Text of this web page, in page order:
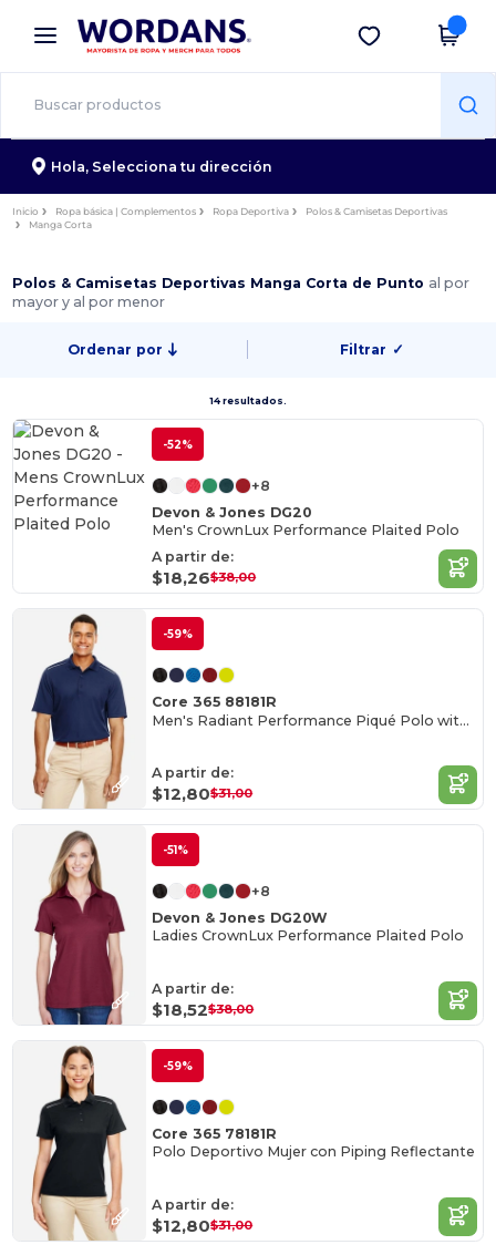
× App de Wordans
¡Mejores precios en app!
Descargar app
Hola, Selecciona tu dirección
Inicio Ropa básica | Complementos Ropa Deportiva
Polos & Camisetas Deportivas
Manga Corta
Polos & Camisetas Deportivas Manga Corta de Punto al por
mayor y al por menor
Ordenar por Filtrar ✓
14 resultados.
-52%
+8
Devon & Jones DG20
Men's CrownLux Performance Plaited Polo
A partir de:
$18,26$38,00
-59%
Core 365 88181R
Men's Radiant Performance Piqué Polo with Reflective Piping
A partir de:
$12,80$31,00
-51%
+8
Devon & Jones DG20W
Ladies CrownLux Performance Plaited Polo
A partir de:
$18,52$38,00
-59%
Core 365 78181R
Polo Deportivo Mujer con Piping Reflectante
A partir de:
$12,80$31,00